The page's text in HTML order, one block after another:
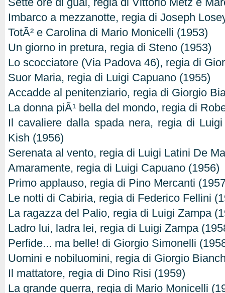
Imbarco a mezzanotte, regia di Joseph
TotÃ² e Carolina di Mario Monicelli (1953)
Un giorno in pretura, regia di Steno (1953)
Lo scocciatore (Via Padova 46), regia di
Suor Maria, regia di Luigi Capuano (1955)
Accadde al penitenziario, regia di Giorgio
La donna piÃ¹ bella del mondo, regia di
Il cavaliere dalla spada nera, regia di Luigi
Kish (1956)
Serenata al vento, regia di Luigi Latini De
Amaramente, regia di Luigi Capuano (1956)
Primo applauso, regia di Pino Mercanti
Le notti di Cabiria, regia di Federico Fellini
La ragazza del Palio, regia di Luigi Zampa
Ladro lui, ladra lei, regia di Luigi Zampa
Perfide... ma belle! di Giorgio Simonelli
Uomini e nobiluomini, regia di Giorgio
Il mattatore, regia di Dino Risi (1959)
La grande guerra, regia di Mario Monicelli